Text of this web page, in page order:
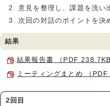
意見を整理し、課題を洗い
次回の対話のポイントを決
結果
結果報告書 （PDF 238.7KB
ミーティングまとめ （PDF
2回目